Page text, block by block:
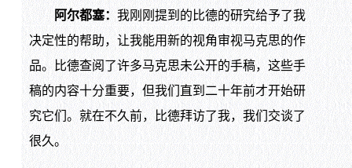
阿尔都塞： 我刚刚提到的比德的研究给予了我
决定性的帮助，让我能用新的视角审视马克思的作
品。比德查阅了许多马克思未公开的手稿，这些手
稿的内容十分重要，但我们直到二十年前才开始研
究它们。就在不久前，比德拜访了我，我们交谈了
很久。